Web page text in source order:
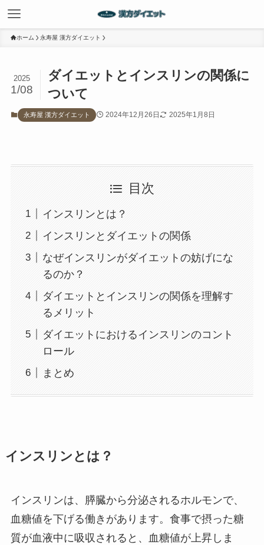
ホーム 永寿屋 漢方ダイエット
ダイエットとインスリンの関係に
ついて
2025
1/08
永寿屋 漢方ダイエット 2024年12月26日 2025年1月8日
目次
インスリンとは？
インスリンとダイエットの関係
なぜインスリンがダイエットの妨げにな
るのか？
ダイエットとインスリンの関係を理解す
るメリット
ダイエットにおけるインスリンのコント
ロール
まとめ
インスリンとは？
インスリンは、膵臓から分泌されるホルモンで、
血糖値を下げる働きがあります。食事で摂った糖
質が血液中に吸収されると、血糖値が上昇しま